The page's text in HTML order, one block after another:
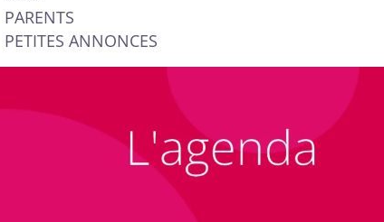
PARENTS
PETITES ANNONCES